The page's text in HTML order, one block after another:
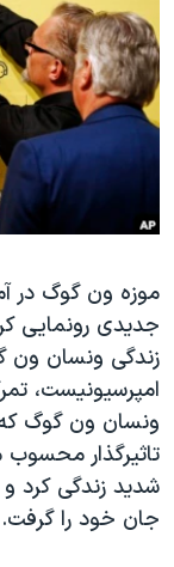
فرهنگ و زندگی
حقوق شهروندی
اقتصادی
علم و فناوری
اسرائیل در جنگ
گالری عکس
آرشیو پخش زنده
مستندها
انتخابات ریاست
حمله جمهوری
رمز مهسا
ورزش زنان در
اعتراضات زن،
مجموعه مستندهای
تریبونال مردمی آبان
دادگاه حمید نوری
چهل سال
قانون شفافیت
اعتراضات مردمی
دنبال کنید
زبانهای
موزه ون گوگ در
جدیدی رونمایی
زندگی ونسان
امپرسیونیست،
ونسان ون گوگ
تاثیرگذار
جان خود را گرفت.